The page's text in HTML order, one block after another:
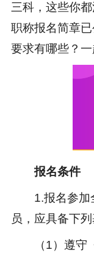
三科，这些你
职称报名简章
要求有哪些？一
报名条件
1.报名参加
员，应具备下列
（1）遵